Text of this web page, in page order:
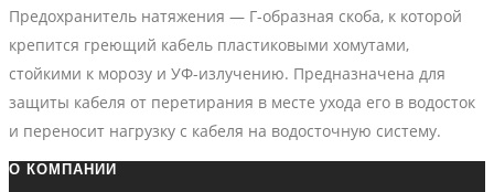
Предохранитель натяжения — Г-образная скоба, к которой
крепится греющий кабель пластиковыми хомутами,
стойкими к морозу и УФ-излучению. Предназначена для
защиты кабеля от перетирания в месте ухода его в водосток
и переносит нагрузку с кабеля на водосточную систему.
О КОМПАНИИ